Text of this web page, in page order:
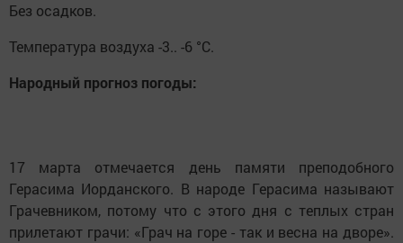
Без осадков.
Температура воздуха -3.. -6 °C.
Народный прогноз погоды:
17 марта отмечается день памяти преподобного
Герасима Иорданского. В народе Герасима называют
Грачевником, потому что с этого дня с теплых стран
прилетают грачи: «Грач на горе - так и весна на дворе».